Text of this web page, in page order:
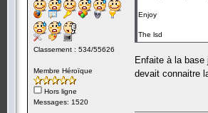
Classement : 534/55626
Membre Héroïque
Hors ligne
Messages: 1520
Enjoy
The lsd
Enfaite à la
devait connaitre